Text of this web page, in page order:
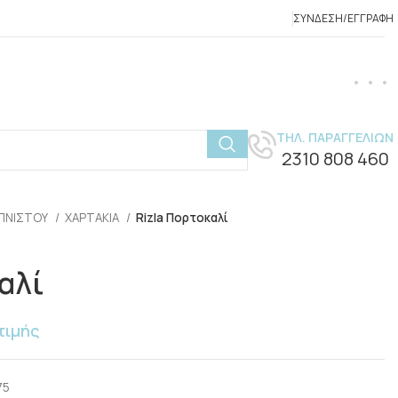
ΣΎΝΔΕΣΗ/ΕΓΓΡΑΦΉ
ΤΗΛ. ΠΑΡΑΓΓΕΛΙΩΝ
2310 808 460
ΧΑΡΤΑΚΙΑ Rizla Πορτοκαλί